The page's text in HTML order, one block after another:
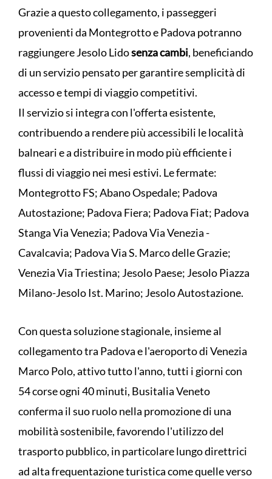
Grazie a questo collegamento, i passeggeri
provenienti da Montegrotto e Padova potranno
raggiungere Jesolo Lidosenza cambi, beneficiando
di un servizio pensato per garantire semplicità di
accesso e tempi di viaggio competitivi.
Il servizio si integra con l'offerta esistente,
contribuendo a rendere più accessibili le località
balneari e a distribuire in modo più efficiente i
flussi di viaggio nei mesi estivi. Le fermate:
Montegrotto FS; Abano Ospedale; Padova
Autostazione; Padova Fiera; Padova Fiat; Padova
Stanga Via Venezia; Padova Via Venezia -
Cavalcavia; Padova Via S. Marco delle Grazie;
Venezia Via Triestina; Jesolo Paese; Jesolo Piazza
Milano-Jesolo Ist. Marino; Jesolo Autostazione.
Con questa soluzione stagionale, insieme al
collegamento tra Padova e l'aeroporto di Venezia
Marco Polo, attivo tutto l'anno, tutti i giorni con
54 corse ogni 40 minuti, Busitalia Veneto
conferma il suo ruolo nella promozione di una
mobilità sostenibile, favorendo l'utilizzo del
trasporto pubblico, in particolare lungo direttrici
ad alta frequentazione turistica come quelle verso